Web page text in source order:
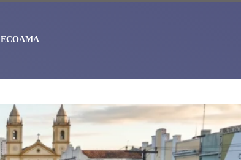
ECOAMA